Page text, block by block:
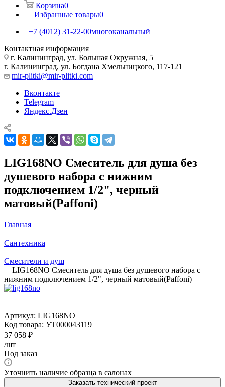
Корзина0
Избранные товары0
+7 (4012) 31-22-00многоканальный
Контактная информация
г. Калининград, ул. Большая Окружная, 5
г. Калининград, ул. Богдана Хмельницкого, 117-121
mir-plitki@mir-plitki.com
Вконтакте
Telegram
Яндекс.Дзен
LIG168NO Смеситель для душа без
душевого набора с нижним
подключением 1/2", черный
матовый(Paffoni)
Главная
—
Сантехника
—
Смесители и душ
—LIG168NO Смеситель для душа без душевого набора с
нижним подключением 1/2", черный матовый(Paffoni)
Артикул: LIG168NO
Код товара: УТ000043119
37 058 ₽
/шт
Под заказ
Уточнить наличие образца в салонах
Заказать технический проект